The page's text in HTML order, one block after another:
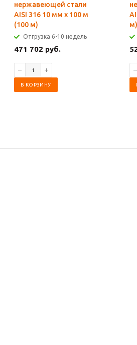
нержавеющей стали
AISI 316 10 мм x 100 м
(100 м)
Отгрузка 6-10 недель
471 702 руб.
В КОРЗИНУ
м)